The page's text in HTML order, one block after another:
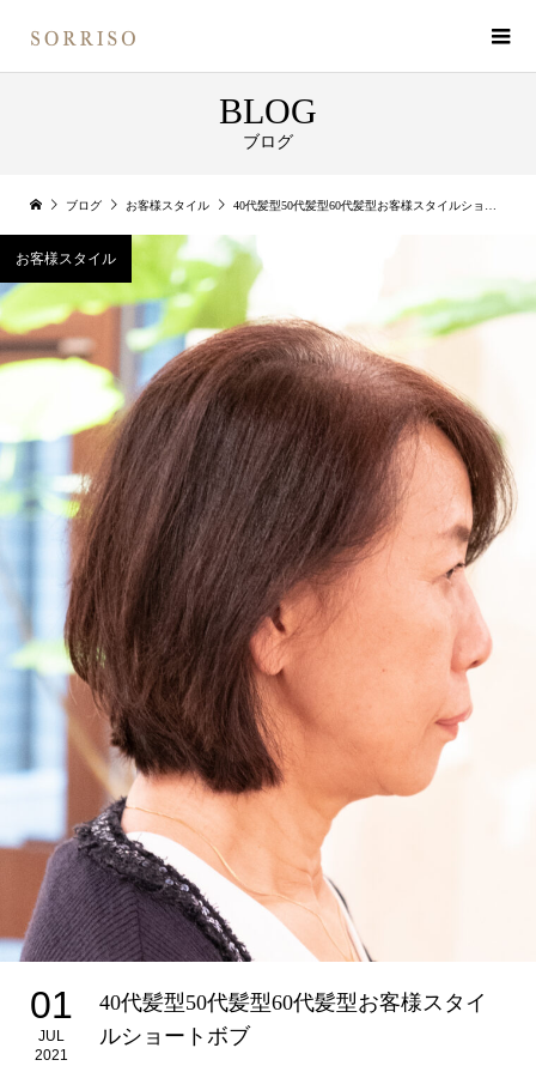
BLOG
ブログ
ブログ お客様スタイル 40代髪型50代髪型60代髪型お客様スタイルショートボブ
お客様スタイル
01
JUL
2021
40代髪型50代髪型60代髪型お客様スタイ
ルショートボブ